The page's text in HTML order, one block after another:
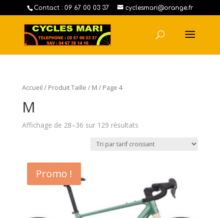
Contact : 09 67 00 03 37 cyclesmari@orange.fr
Accueil / Produit Taille / M / Page 4
M
Affichage de 28–36 sur 129 résultats
Promo !